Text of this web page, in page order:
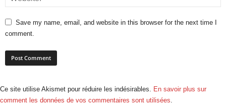
Save my name, email, and website in this browser for the next time I
comment.
Ce site utilise Akismet pour réduire les indésirables. En savoir plus sur
comment les données de vos commentaires sont utilisées.